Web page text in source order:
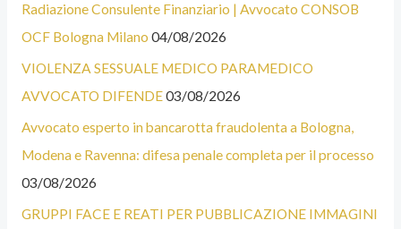
Radiazione Consulente Finanziario | Avvocato CONSOB
OCF Bologna Milano 04/08/2026
VIOLENZA SESSUALE MEDICO PARAMEDICO
AVVOCATO DIFENDE03/08/2026
Avvocato esperto in bancarotta fraudolenta a Bologna,
Modena e Ravenna: difesa penale completa per il processo
03/08/2026
GRUPPI FACE E REATI PER PUBBLICAZIONE IMMAGINI
N
E
C
A
T
E
G
O
G
O
R
I
E